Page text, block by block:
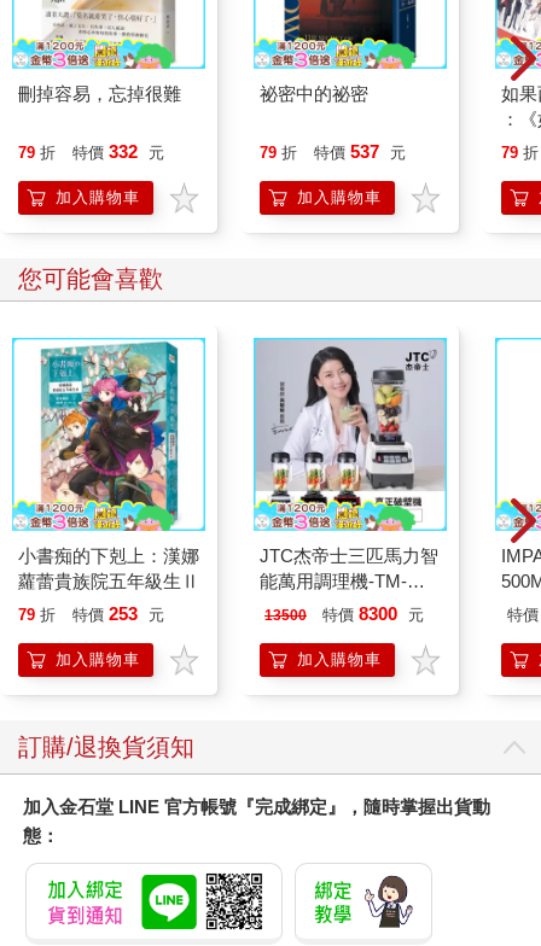
刪掉容易，忘掉很難
79 折 特價 332 元
加入購物車
祕密中的祕密
79 折 特價 537 元
加入購物車
如
：
喵
79 折
您可能會喜歡
小書痴的下剋上：漢娜
蘿蕾貴族院五年級生Ⅱ
79 折 特價 253 元
加入購物車
JTC杰帝士三匹馬力智
能萬用調理機-TM-
800-黑-公司貨(真正破
13500 特價 8300 元
加入購物車
特價
訂購/退換貨須知
加入金石堂 LINE 官方帳號『完成綁定』，隨時掌握出貨動
態：